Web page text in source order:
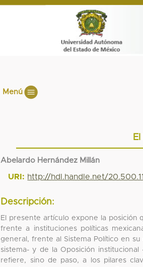
Menú
Abelardo Hernández Millán
URI: http://hdl.handle.net/
Descripción:
El presente artículo expone la posición
frente a instituciones políticas
general, frente al Sistema Político en
sistema- y de la Oposición
refiere, sino de paso, a los pilares